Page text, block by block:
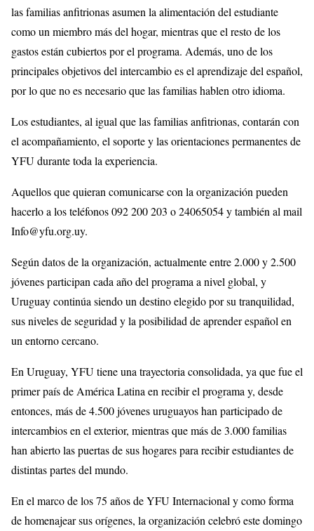
las familias anfitrionas asumen la alimentación del estudiante
como un miembro más del hogar, mientras que el resto de los
gastos están cubiertos por el programa. Además, uno de los
principales objetivos del intercambio es el aprendizaje del español,
por lo que no es necesario que las familias hablen otro idioma.
Los estudiantes, al igual que las familias anfitrionas, contarán con
el acompañamiento, el soporte y las orientaciones permanentes de
YFU durante toda la experiencia.
Aquellos que quieran comunicarse con la organización pueden
hacerlo a los teléfonos 092 200 203 o 24065054 y también al mail
Info@yfu.org.uy.
Según datos de la organización, actualmente entre 2.000 y 2.500
jóvenes participan cada año del programa a nivel global, y
Uruguay continúa siendo un destino elegido por su tranquilidad,
sus niveles de seguridad y la posibilidad de aprender español en
un entorno cercano.
En Uruguay, YFU tiene una trayectoria consolidada, ya que fue el
primer país de América Latina en recibir el programa y, desde
entonces, más de 4.500 jóvenes uruguayos han participado de
intercambios en el exterior, mientras que más de 3.000 familias
han abierto las puertas de sus hogares para recibir estudiantes de
distintas partes del mundo.
En el marco de los 75 años de YFU Internacional y como forma
de homenajear sus orígenes, la organización celebró este domingo